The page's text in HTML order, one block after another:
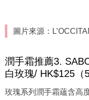
圖片來源：
潤手霜推薦3.
白玫瑰/ HK$125（
玫瑰系列潤手霜蘊含高